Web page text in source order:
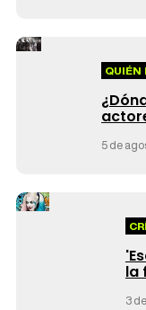
QUIÉN
5 de
la
3